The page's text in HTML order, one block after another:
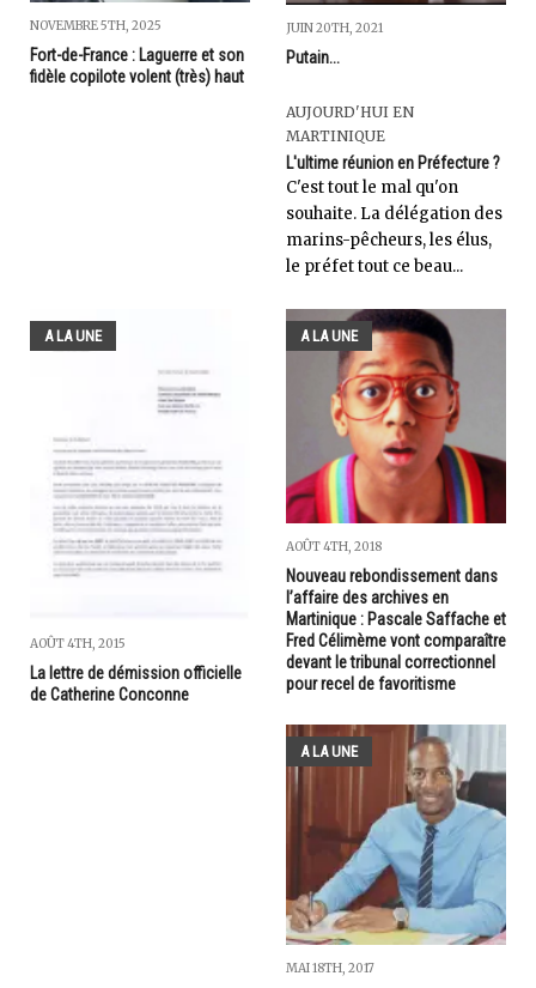
NOVEMBRE 5TH, 2025
Fort-de-France : Laguerre et son
fidèle copilote volent (très) haut
JUIN 20TH, 2021
Putain...
AUJOURD'HUI EN
MARTINIQUE
L'ultime réunion en Préfecture ?
C'est tout le mal qu'on
souhaite. La délégation des
marins-pêcheurs, les élus,
le préfet tout ce beau...
A LA UNE
AOÛT 4TH, 2015
La lettre de démission officielle
de Catherine Conconne
A LA UNE
AOÛT 4TH, 2018
Nouveau rebondissement dans
l’affaire des archives en
Martinique : Pascale Saffache et
Fred Célimème vont comparaître
devant le tribunal correctionnel
pour recel de favoritisme
A LA UNE
MAI 18TH, 2017